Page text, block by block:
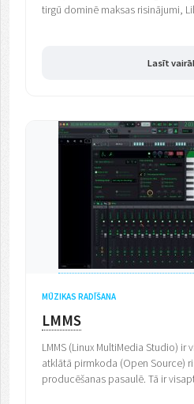
tirgū dominē maksas risinājumi,
Lasīt
MŪZIKAS RADĪŠANA
LMMS
LMMS (Linux MultiMedia Studio)
atklātā pirmkoda (Open Source)
producēšanas pasaulē. Tā ir